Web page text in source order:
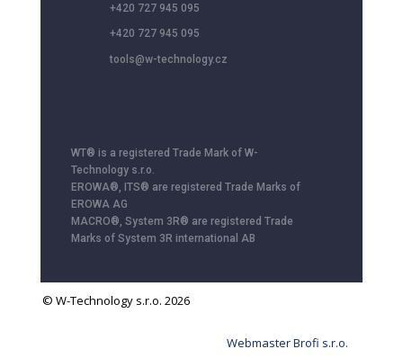
+420 727 945 095
+420 727 945 095
tools@w-technology.cz
WT® is a registered Trade Mark of W-
Technology s.r.o.
EROWA®, ITS® are registered Trade Marks of
EROWA AG
MACRO®, System 3R® are registered Trade
Marks of System 3R international AB
© W-Technology s.r.o. 2026
Webmaster Brofi s.r.o.